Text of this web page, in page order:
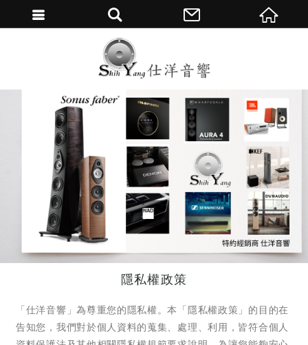
隱私權政策
繁體中文